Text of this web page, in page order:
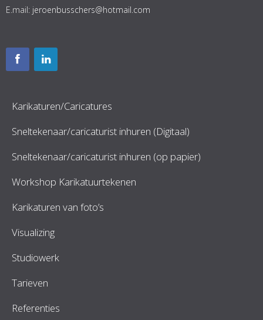
E.mail: jeroenbusschers@hotmail.com
Karikaturen/Caricatures
Sneltekenaar/caricaturist inhuren (Digitaal)
Sneltekenaar/caricaturist inhuren (op papier)
Workshop Karikatuurtekenen
Karikaturen van foto’s
Visualizing
Studiowerk
Tarieven
Referenties